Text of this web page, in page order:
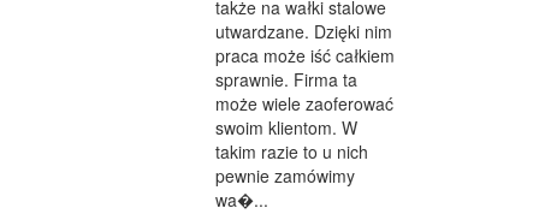
także na wałki stalowe
utwardzane. Dzięki nim
praca może iść całkiem
sprawnie. Firma ta
może wiele zaoferować
swoim klientom. W
takim razie to u nich
pewnie zamówimy
wa�...